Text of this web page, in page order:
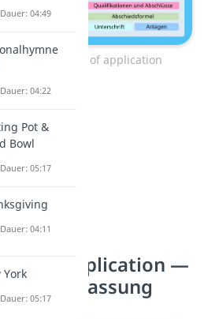
Beispiel: Letter of application
of application —
04:49
04:22
Pot &
Bowl
05:17
04:11
York
05:17